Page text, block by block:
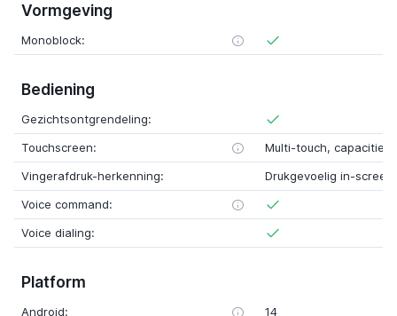
Vormgeving
Monoblock:
Bediening
Gezichtsontgrendeling:
Touchscreen:
Multi-touch, capacitief
Vingerafdruk-herkenning:
Drukgevoelig in-screen
Voice command:
Voice dialing:
Platform
Android: 14